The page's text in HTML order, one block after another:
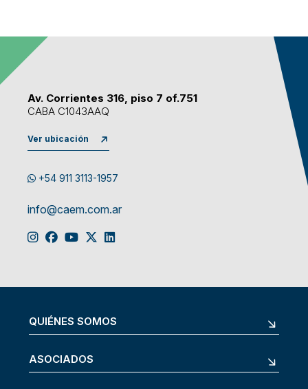
Av. Corrientes 316, piso 7 of.751
CABA C1043AAQ
Ver ubicación
+54 911 3113-1957
info@caem.com.ar
QUIÉNES SOMOS
ASOCIADOS